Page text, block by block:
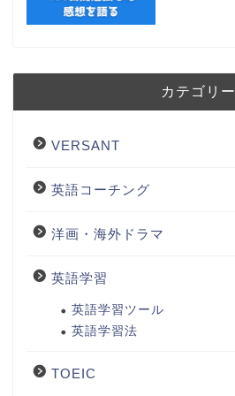
カテゴリー
VERSANT
英語コーチング
洋画・海外ドラマ
英語学習
英語学習ツール
英語学習法
TOEIC